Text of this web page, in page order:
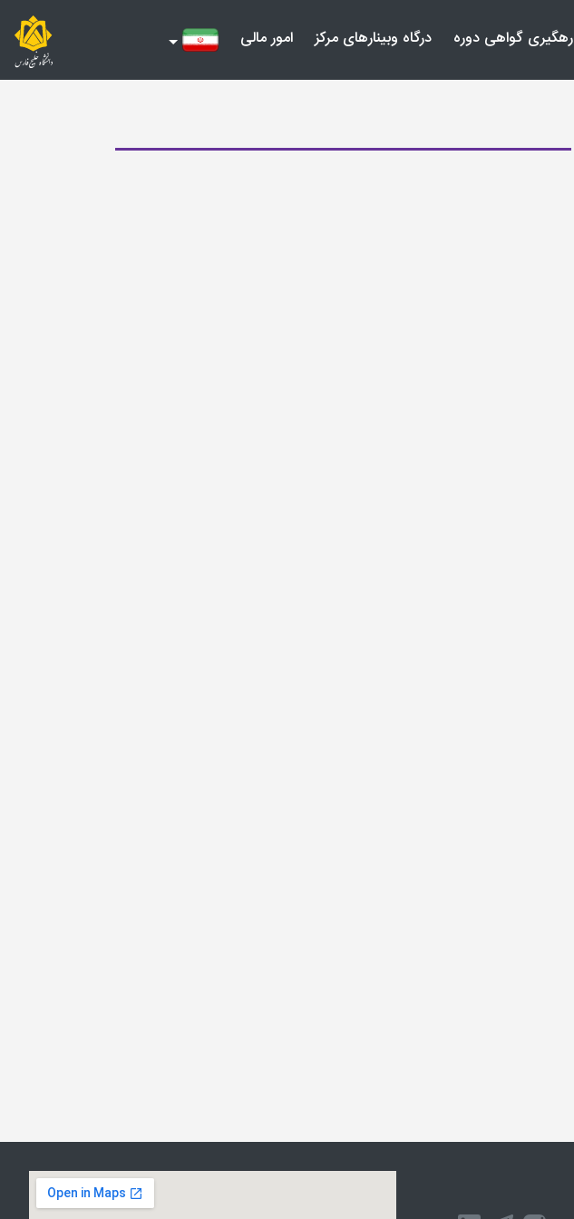
رهگیری گواهی دوره درگاه وبینارهای مرکز امور مالی